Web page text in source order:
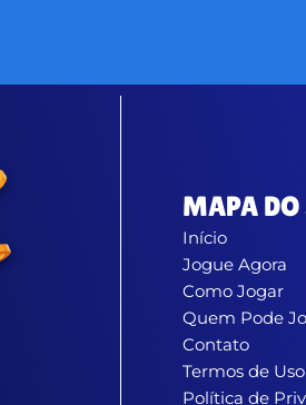
MAPA DO
Início
Jogue Agora
Como Jogar
Quem Pode
Contato
Termos de Uso
Política de